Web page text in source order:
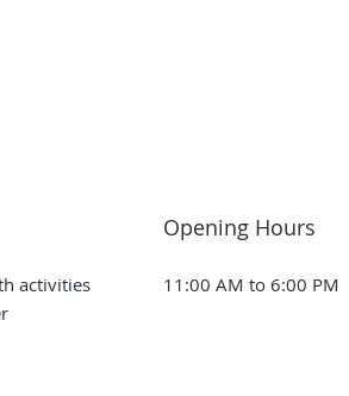
activities
Opening Hours
11:00 AM to 6:00 PM